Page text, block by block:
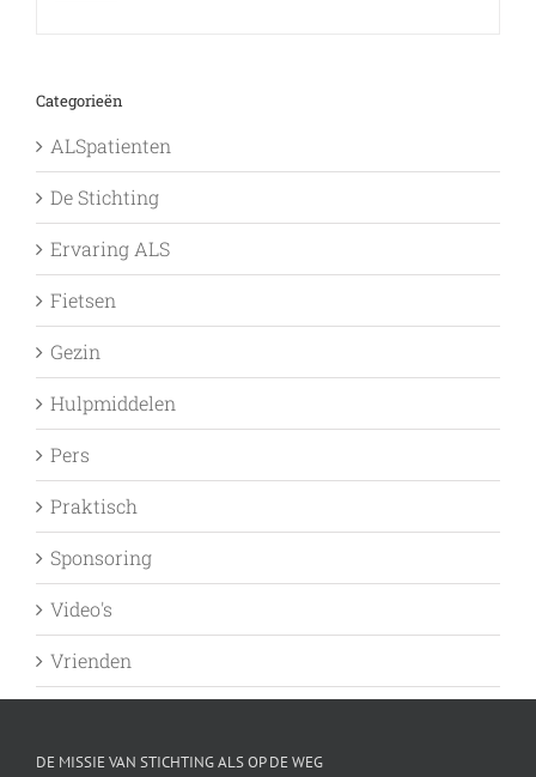
Categorieën
ALSpatienten
De Stichting
Ervaring ALS
Fietsen
Gezin
Hulpmiddelen
Pers
Praktisch
Sponsoring
Video's
Vrienden
DE MISSIE VAN STICHTING ALS OP DE WEG